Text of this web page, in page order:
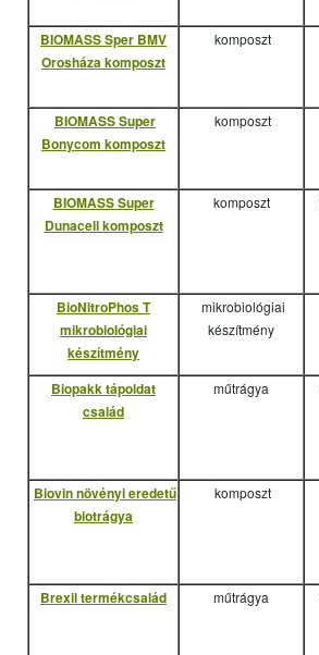
BIOMASS Sper BMV
Orosháza komposzt
komposzt
BIOMASS Super
Bonycom komposzt
komposzt
BIOMASS Super
Dunacell komposzt
komposzt
BioNitroPhos T
mikrobiológiai
készítmény
mikrobiológiai
készítmény
Biopakk tápoldat
család
műtrágya
Biovin növényi eredetű
biotrágya
komposzt
Brexil termékcsalád műtrágya